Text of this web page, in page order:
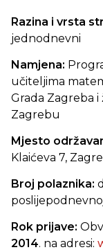
Razina i vrsta
jednodnevni
Namjena:
učiteljima
Grada Zagreba
Zagrebu
Mjesto
Klaićeva 7,
Broj polaznika:
Rok prijave:
2014. na adresi: